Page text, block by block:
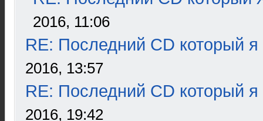
2016, 11:06
RE: Последний CD который я
2016, 13:57
RE: Последний CD который я
2016, 19:42